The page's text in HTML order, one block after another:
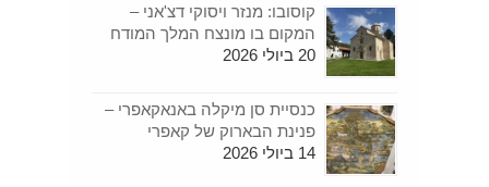
קוסובו: מנזר ויסוקי דצ'אני –
המקום בו מונצח המלך המודח
20 ביולי 2026
כנסיית סן מיקלה באנאקאפרי –
פנינת הבארוק של קאפרי
14 ביולי 2026